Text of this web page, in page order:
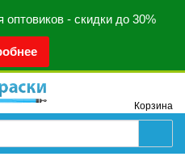
- скидки до 30%
Корзина